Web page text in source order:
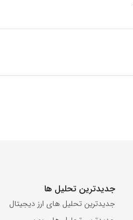
جدیدترین تحلیل ها
جدیدترین تحلیل های ارز دیجیتال